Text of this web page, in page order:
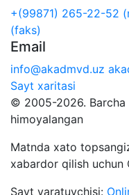
+(99871) 265-22-52
(faks)
Email
info@akadmvd.uz
Sayt xaritasi
© 2005-2026. Barcha
himoyalangan
Matnda xato
xabardor qilish
Sayt yaratuvchisi: